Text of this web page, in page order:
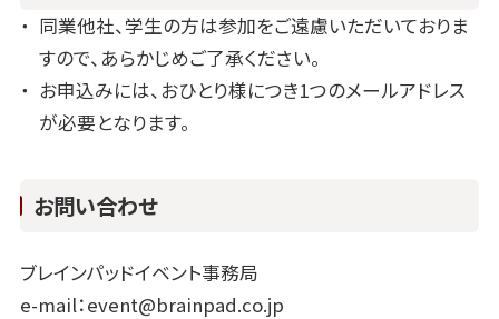
同業他社、学生の方は参加をご遠慮いただいておりま
すので、あらかじめご了承ください。
お申込みには、おひとり様につき1つのメールアドレス
が必要となります。
お問い合わせ
ブレインパッドイベント事務局
e-mail：event@brainpad.co.jp